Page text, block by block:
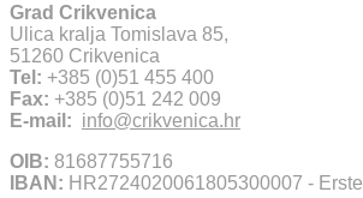
Grad Crikvenica
Ulica kralja Tomislava 85,
51260 Crikvenica
Tel: +385 (0)51 455 400
Fax: +385 (0)51 242 009
E-mail: info@crikvenica.hr
OIB: 81687755716
IBAN: HR2724020061805300007 - Erste